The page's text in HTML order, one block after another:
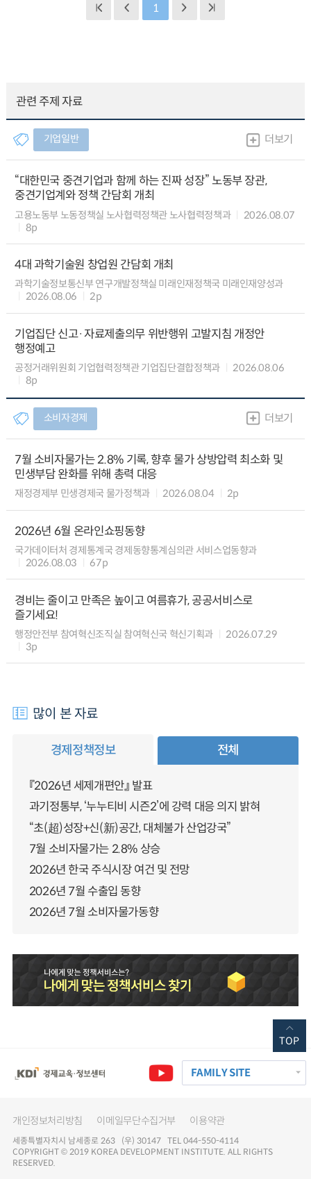
1
관련 주제 자료
기업일반 더보기
“대한민국 중견기업과 함께 하는 진짜 성장” 노동부 장관,
중견기업계와 정책 간담회 개최
고용노동부 노동정책실 노사협력정책관 노사협력정책과
2026.08.07
8p
4대 과학기술원 창업원 간담회 개최
과학기술정보통신부 연구개발정책실 미래인재정책국 미래인재양성과
2026.08.06
2p
기업집단 신고·자료제출의무 위반행위 고발지침 개정안
행정예고
공정거래위원회 기업협력정책관 기업집단결합정책과
2026.08.06
8p
소비자경제 더보기
7월 소비자물가는 2.8% 기록, 향후 물가 상방압력 최소화 및
민생부담 완화를 위해 총력 대응
재정경제부 민생경제국 물가정책과 2026.08.04 2p
2026년 6월 온라인쇼핑동향
국가데이터처 경제통계국 경제동향통계심의관 서비스업동향과
2026.08.03
67p
경비는 줄이고 만족은 높이고 여름휴가, 공공서비스로
즐기세요!
행정안전부 참여혁신조직실 참여혁신국 혁신기획과
2026.07.29
3p
많이 본 자료
경제정책정보 전체
『2026년 세제개편안』 발표
과기정통부, ‘누누티비 시즌2’에 강력 대응 의지 밝혀
“초(超)성장+신(新)공간, 대체불가 산업강국”
7월 소비자물가는 2.8% 상승
2026년 한국 주식시장 여건 및 전망
2026년 7월 수출입 동향
2026년 7월 소비자물가동향
FAMILY SITE
개인정보처리방침 이메일무단수집거부 이용약관
세종특별자치시 남세종로 263 (우) 30147 TEL 044-550-4114
COPYRIGHT © 2019 KOREA DEVELOPMENT INSTITUTE. ALL RIGHTS
RESERVED.
TOP